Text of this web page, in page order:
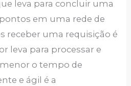
leva para concluir uma
em uma rede de
receber uma requisição é
leva para processar e
o tempo de
e ágil é a